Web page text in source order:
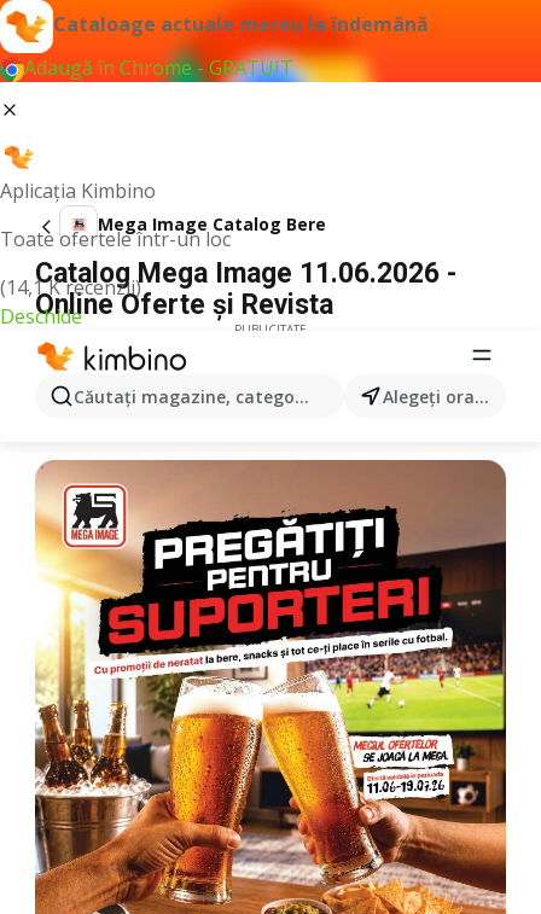
Cataloage actuale mereu la îndemână
Adaugă în Chrome - GRATUIT
Aplicația Kimbino
Toate ofertele într-un loc
(14,1 K recenzii)
Deschide
Căutaţi magazine, categorii, produse... Alegeţi oraşul
Mega Image Catalog Bere
Catalog Mega Image 11.06.2026 -
Online Oferte şi Revista
PUBLICITATE